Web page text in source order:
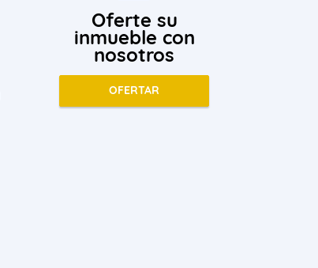
Oferte su
inmueble con
nosotros
OFERTAR